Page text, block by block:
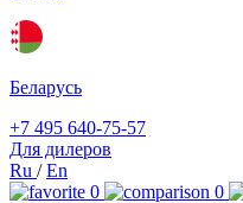
Беларусь
+7 495 640-75-57
Для дилеров
Ru /En
0
0